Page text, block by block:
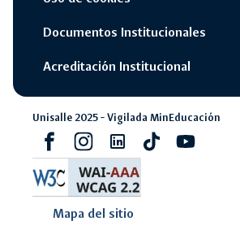
navigate_nextCampus Unisalle
navigate_next
Documentos Institucionales
Acreditación Institucional
Unisalle 2025 - Vigilada MinEducación
FacebookInstagramLinkedinTiktokyoutube
Mapa del sitio